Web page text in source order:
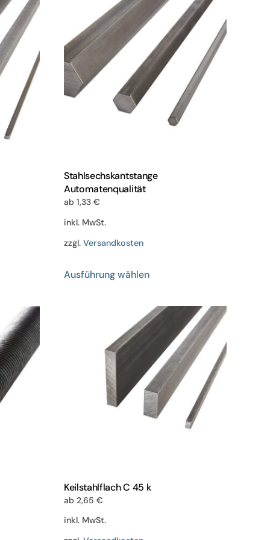
Varianten
auf.
Die
Optionen
können
auf
Produktseite
Stahlsechskantstange
Automatenqualität
ab 1,33 €
inkl. MwSt.
zzgl. Versandkosten
Ausführung wählenProdukt
mehrere
Varianten
Die
Optionen
können
auf
der
Produktseite
Keilstahlflach C 45 k
ab 2,65 €
inkl. MwSt.